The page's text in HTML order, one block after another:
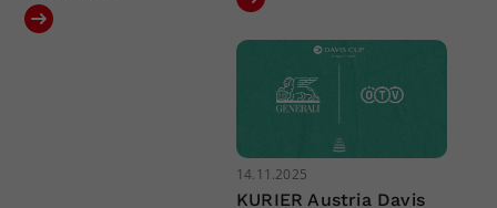
14.11.2025
KURIER Austria Davis